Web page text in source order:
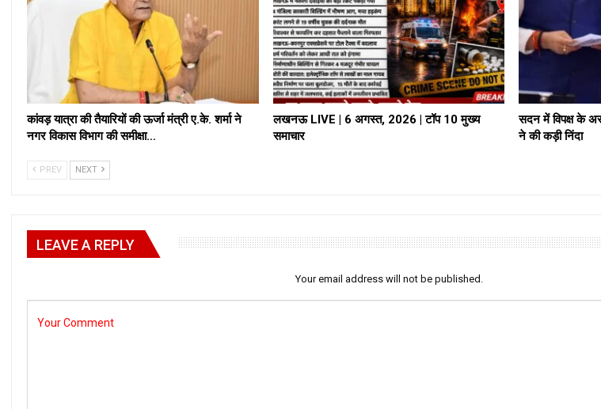
कांवड़ यात्रा की तैयारियों की ऊर्जा मंत्री ए.के. शर्मा ने
नगर विकास विभाग की समीक्षा…
लखनऊ LIVE | 6 अगस्त, 2026 | टॉप 10 मुख्य
समाचार
सदन में विपक्ष के
ने की कड़ी निंदा
PREV NEXT
LEAVE A REPLY
Your email address will not be published.